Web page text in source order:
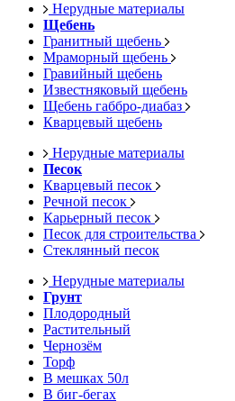
Нерудные материалы
Щебень
Гранитный щебень
Мраморный щебень
Гравийный щебень
Известняковый щебень
Щебень габбро-диабаз
Кварцевый щебень
Нерудные материалы
Песок
Кварцевый песок
Речной песок
Карьерный песок
Песок для строительства
Стеклянный песок
Нерудные материалы
Грунт
Плодородный
Растительный
Чернозём
Торф
В мешках 50л
В биг-бегах